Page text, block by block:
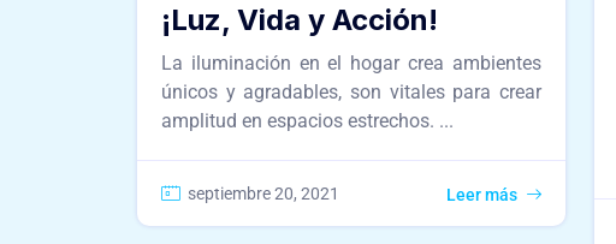
¡Luz, Vida y Acción!
La iluminación en el hogar crea ambientes
únicos y agradables, son vitales para crear
amplitud en espacios estrechos. ...
septiembre 20, 2021 Leer más